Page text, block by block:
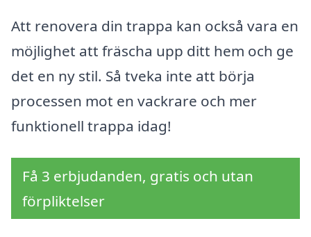
Att renovera din trappa kan också vara en
möjlighet att fräscha upp ditt hem och ge
det en ny stil. Så tveka inte att börja
processen mot en vackrare och mer
funktionell trappa idag!
Få 3 erbjudanden, gratis och utan
förpliktelser